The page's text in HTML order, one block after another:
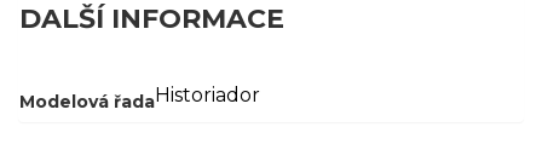
DALŠÍ INFORMACE
Modelová řadaHistoriador